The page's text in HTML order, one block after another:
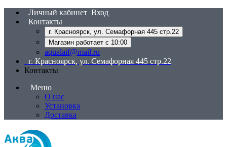
Личный кабинет Вход
Контакты
г. Красноярск, ул. Семафорная 445 стр.22
Магазин работает с 10:00
aqualaif@mail.ru
г. Красноярск, ул. Семафорная 445 стр.22
Контакты
Меню
О нас
Установка
Доставка